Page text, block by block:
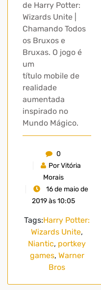
de Harry Potter:
Wizards Unite |
Chamando Todos
os Bruxos e
Bruxas. O jogo é
um
título mobile de
realidade
aumentada
inspirado no
Mundo Mágico.
0
Por Vitória
Morais
16 de maio de
2019 às 10:05
Tags:Harry Potter:
Wizards Unite,
Niantic, portkey
games, Warner
Bros